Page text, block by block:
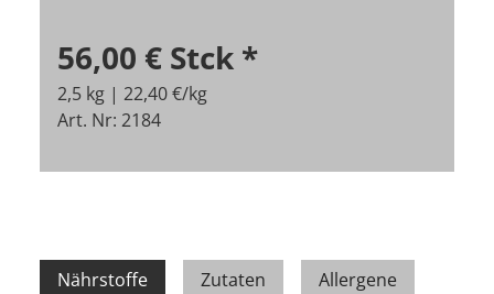
56,00 € Stck *
2,5 kg | 22,40 €/kg
Art. Nr: 2184
Nährstoffe Zutaten Allergene